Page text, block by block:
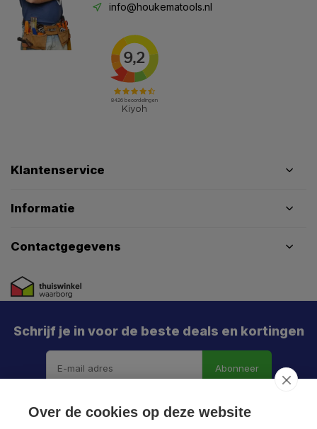
info@houkematools.nl
Klantenservice
Informatie
Contactgegevens
Schrijf je in voor de beste deals en kortingen
Abonneer
Over de cookies op deze website
Meld je aan en mis geen enkele actie, aanbieding
of nieuwe deal meer. Én je krijgt direct €5 korting!